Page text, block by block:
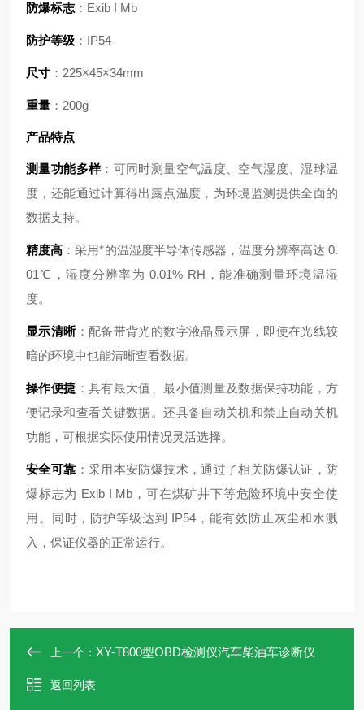
防爆标志 ：Exib I Mb
防护等级 ：IP54
尺寸 ：225×45×34mm
重量 ：200g
产品特点
测量功能多样：可同时测量空气温度、空气湿度、湿球温
度，还能通过计算得出露点温度，为环境监测提供全面的
数据支持。
精度高 ：采用*的温湿度半导体传感器，温度分辨率高达 0.
01℃，湿度分辨率为 0.01% RH，能准确测量环境温湿
度。
显示清晰：配备带背光的数字液晶显示屏，即使在光线较
暗的环境中也能清晰查看数据。
操作便捷 ：具有最大值、最小值测量及数据保持功能，方
便记录和查看关键数据。还具备自动关机和禁止自动关机
功能，可根据实际使用情况灵活选择。
安全可靠 ：采用本安防爆技术，通过了相关防爆认证，防
爆标志为 Exib I Mb，可在煤矿井下等危险环境中安全使
用。同时，防护等级达到 IP54，能有效防止灰尘和水溅
入，保证仪器的正常运行。
上一个： XY-T800型OBD检测仪汽车柴油车诊断仪
返回列表